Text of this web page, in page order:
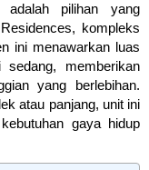
pilihan yang
kompleks
ini menawarkan luas
memberikan
yang berlebihan.
atau panjang, unit ini
gaya hidup